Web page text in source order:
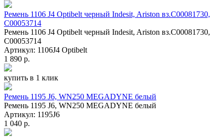
Ремень 1106 J4 Optibelt черный Indesit, Ariston вз.C00081730,
C00053714
Ремень 1106 J4 Optibelt черный Indesit, Ariston вз.C00081730,
C00053714
Артикул: 1106J4 Optibelt
1 890 р.
купить в 1 клик
Ремень 1195 J6, WN250 MEGADYNE белый
Ремень 1195 J6, WN250 MEGADYNE белый
Артикул: 1195J6
1 040 р.